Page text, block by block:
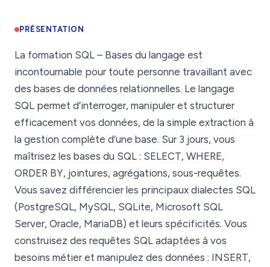
PRÉSENTATION
La formation SQL – Bases du langage est
incontournable pour toute personne travaillant avec
des bases de données relationnelles. Le langage
SQL permet d’interroger, manipuler et structurer
efficacement vos données, de la simple extraction à
la gestion complète d’une base. Sur 3 jours, vous
maîtrisez les bases du SQL : SELECT, WHERE,
ORDER BY, jointures, agrégations, sous-requêtes.
Vous savez différencier les principaux dialectes SQL
(PostgreSQL, MySQL, SQLite, Microsoft SQL
Server, Oracle, MariaDB) et leurs spécificités. Vous
construisez des requêtes SQL adaptées à vos
besoins métier et manipulez des données : INSERT,